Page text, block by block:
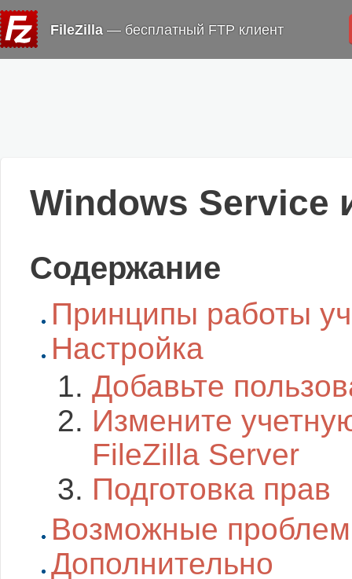
FileZilla — бесплатный FTP клиент
Windows Service
Содержание
Принципы работы
Настройка
Добавьте
Измените
FileZilla Server
Подготовка прав
Возможные
Дополнительно